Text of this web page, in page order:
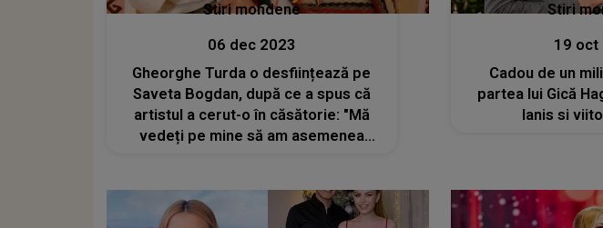
Stiri mondene
06 dec 2023
Gheorghe Turda o desființează pe
Saveta Bogdan, după ce a spus că
artistul a cerut-o în căsătorie: "Mă
vedeți pe mine să am asemenea
de frumoasă"
Stiri
19 oct
Cadou de un
partea lui Gică
Ianis si